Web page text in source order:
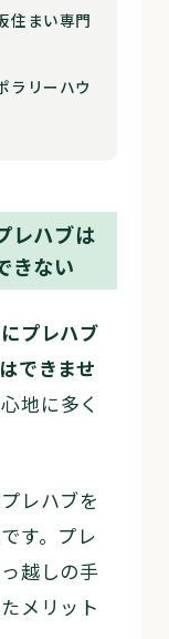
住まい専門
ラリーハウ
レハブは
きない
プレハブ
できませ
地に多く
レハブを
す。プレ
越しの手
メリット